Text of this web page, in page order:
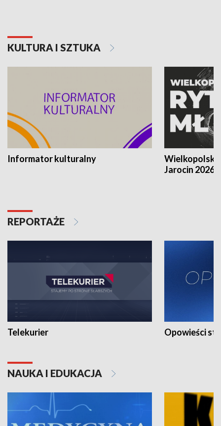
KULTURA I SZTUKA
Informator kulturalny
Jarocin 2026
REPORTAŻE
Telekurier Opowieści
NAUKA I EDUKACJA